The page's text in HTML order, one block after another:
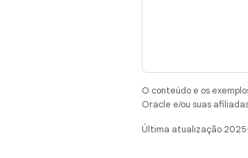
O conteúdo e os
Oracle e/ou suas
Última atualização